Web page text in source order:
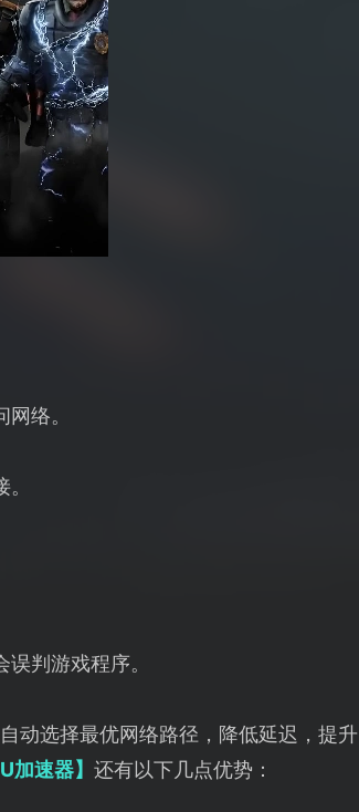
络。
判游戏程序。
动选择最优网络路径，降低延迟，提升
加速器】 还有以下几点优势：